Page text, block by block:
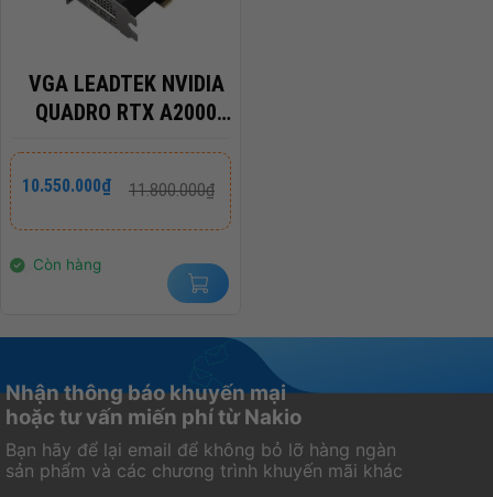
VGA LEADTEK NVIDIA
QUADRO RTX A2000
11.800.000₫
gốc
11.800.000₫.
10.550.000₫
hiện
là:
Còn hàng
Nhận thông báo khuyến mại
hoặc tư vấn miến phí từ Nakio
Bạn hãy để lại email để không bỏ lỡ hàng ngàn
sản phẩm và các chương trình khuyến mãi khác